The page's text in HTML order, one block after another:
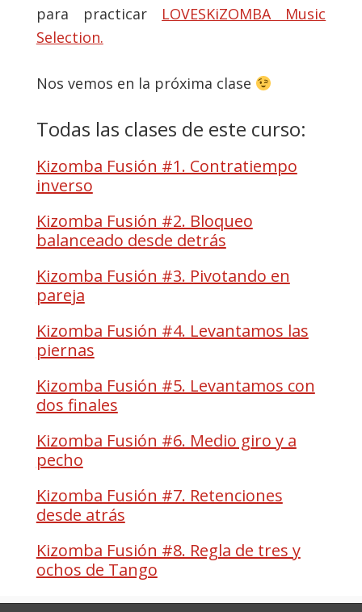
para practicar LOVESKiZOMBA Music
Selection.
Nos vemos en la próxima clase
Todas las clases de este curso:
Kizomba Fusión #1. Contratiempo
inverso
Kizomba Fusión #2. Bloqueo
balanceado desde detrás
Kizomba Fusión #3. Pivotando en
pareja
Kizomba Fusión #4. Levantamos las
piernas
Kizomba Fusión #5. Levantamos con
dos finales
Kizomba Fusión #6. Medio giro y a
pecho
Kizomba Fusión #7. Retenciones
desde atrás
Kizomba Fusión #8. Regla de tres y
ochos de Tango